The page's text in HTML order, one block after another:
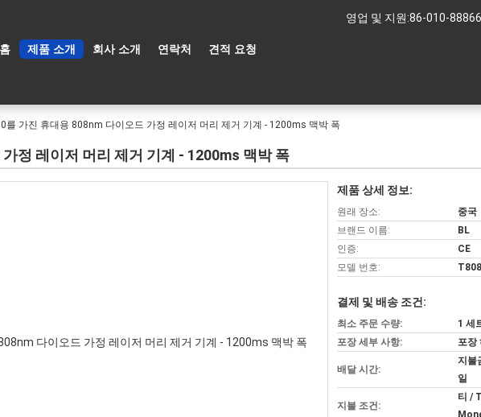
영업 및 지원:86-010-
홈 제품 소개 회사 소개 연락처 견적 요청
를 가진 휴대용 808nm 다이오드 가정 레이저 머리 제거 기계 - 1200ms 맥박 폭
정 레이저 머리 제거 기계 - 1200ms 맥박 폭
제품 상세 정보:
원래 장소:
중국
브랜드 이름:
BL
인증:
CE
모델 번호:
결제 및 배송 조건:
최소 주문 수량:
1 세
포장 세부 사항:
포장
배달 시간:
지불
일
지불 조건:
티 /